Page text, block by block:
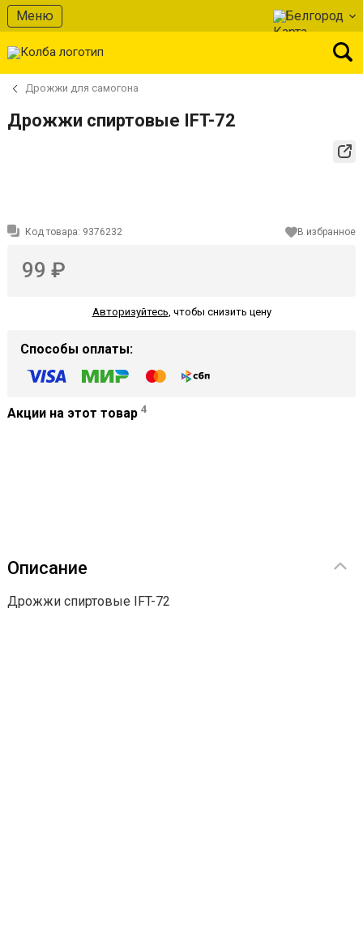
Меню Белгород
Дрожжи для самогона
Дрожжи спиртовые IFT-72
Код товара: 9376232 В избранное
99 ₽
Авторизуйтесь, чтобы снизить цену
Способы оплаты:
Акции на этот товар 4
Описание
Дрожжи спиртовые IFT-72